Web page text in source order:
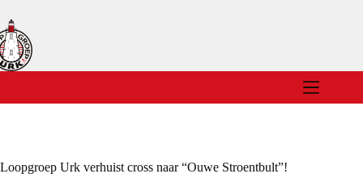
naar
de
inhoud
Loopgroep Urk verhuist cross naar “Ouwe Stroentbult”!